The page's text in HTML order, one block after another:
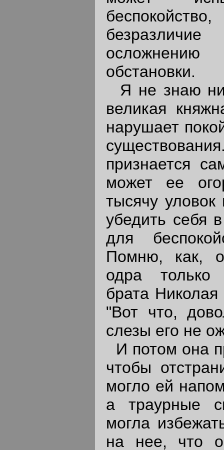
обстановки.
Я не знаю
великая
нарушает
признается
может ее
тысячу
убедить себя
для
Помню, как,
одра только
брата
"Вот что,
слезы его не
И потом она
чтобы
могло ей
а траурные
могла
на нее, что